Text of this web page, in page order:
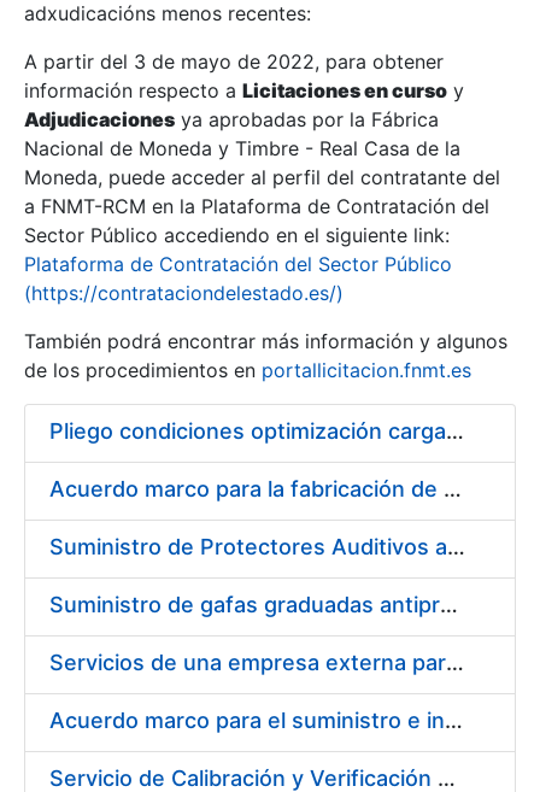
Mostrar/Ocultar
Mostrar/Ocultar
Mostrar/Ocultar
Mostrar/Ocultar
adxudicacións menos recentes:
A partir del 3 de mayo de 2022, para obtener
información respecto a Licitaciones en curso y
Adjudicaciones ya aprobadas por la Fábrica
Nacional de Moneda y Timbre - Real Casa de la
Moneda, puede acceder al perfil del contratante del
a FNMT-RCM en la Plataforma de Contratación del
Sector Público accediendo en el siguiente link:
Plataforma de Contratación del Sector Público
(https://contrataciondelestado.es/)
También podrá encontrar más información y algunos
de los procedimientos en portallicitacion.fnmt.es
Pliego condiciones optimización cargas compras firmado
Acuerdo marco para la fabricación de piezas
Suministro de Protectores Auditivos a medida para las personas trabajadoras de los Centros de Trabajo de Madrid y Burgos
Suministro de gafas graduadas antiproyecciones para los trabajadores de la FNMT-RCM en los centros de trabajo de Madrid y Burgos
Servicios de una empresa externa para el asesoramiento y resolución de los recursos de alzada que se presentan relacionados con procesos de selección para la FNMT-RCM
Acuerdo marco para el suministro e instalación de persianas, estores y otros complementos
Servicio de Calibración y Verificación Externa de los Equipos de Medición del Servicio de Prevención de la FNMT-RCM